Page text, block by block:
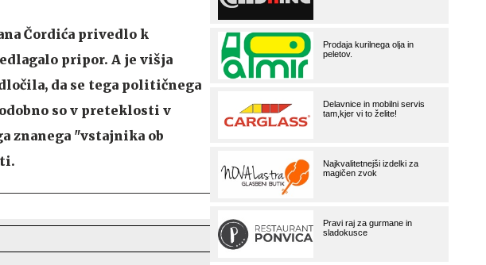
Čordića privedlo k
pripor. A je višja
da se tega političnega
so v preteklosti v
znanega "vstajnika ob